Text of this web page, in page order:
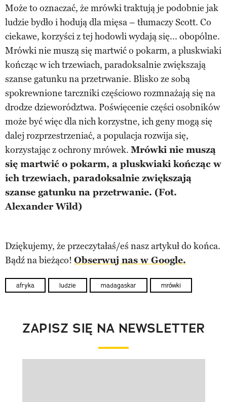
Może to oznaczać, że mrówki traktują je podobnie jak
ludzie bydło i hodują dla mięsa – tłumaczy Scott. Co
ciekawe, korzyści z tej hodowli wydają się... obopólne.
Mrówki nie muszą się martwić o pokarm, a pluskwiaki
kończąc w ich trzewiach, paradoksalnie zwiększają
szanse gatunku na przetrwanie. Blisko ze sobą
spokrewnione tarczniki częściowo rozmnażają się na
drodze dzieworództwa. Poświęcenie części osobników
może być więc dla nich korzystne, ich geny mogą się
dalej rozprzestrzeniać, a populacja rozwija się,
korzystając z ochrony mrówek. Mrówki nie muszą
się martwić o pokarm, a pluskwiaki kończąc w
ich trzewiach, paradoksalnie zwiększają
szanse gatunku na przetrwanie. (Fot.
Alexander Wild)
Dziękujemy, że przeczytałaś/eś nasz artykuł do końca.
Bądź na bieżąco! Obserwuj nas w Google.
afryka ludzie madagaskar mrówki
ZAPISZ SIĘ NA NEWSLETTER